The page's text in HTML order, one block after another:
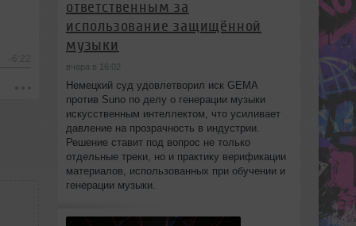
-6:22
ответственным за
использование защищённой
музыки
вчера в 16:02
Немецкий суд удовлетворил иск GEMA
против Suno по делу о генерации музыки
искусственным интеллектом, что усиливает
давление на прозрачность в индустрии.
Решение ставит под вопрос не только
отдельные треки, но и практику верификации
материалов, использованных при обучении и
генерации музыки.